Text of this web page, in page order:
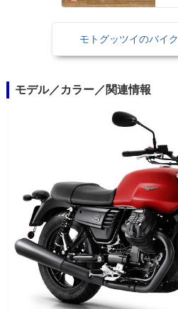
モトグッツイのバイ
モデル／カラー／関連情報